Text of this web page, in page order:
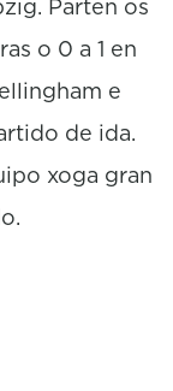
Parten os
o 0 a 1 en
e
de ida.
xoga gran